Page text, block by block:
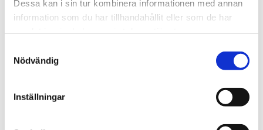
Dessa kan i sin tur kombinera informationen med annan
information som du har tillhandahållit eller som de har
Nödvändig
Inställningar
Scania